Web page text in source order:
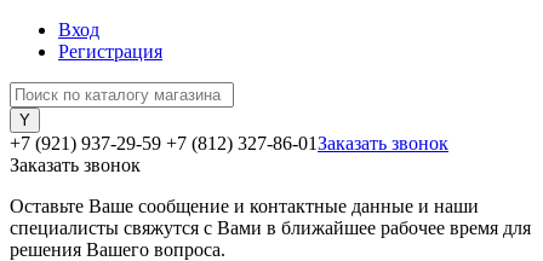
Вход
Регистрация
+7 (921) 937-29-59 +7 (812) 327-86-01Заказать звонок
Заказать звонок
Оставьте Ваше сообщение и контактные данные и наши
специалисты свяжутся с Вами в ближайшее рабочее время для
решения Вашего вопроса.